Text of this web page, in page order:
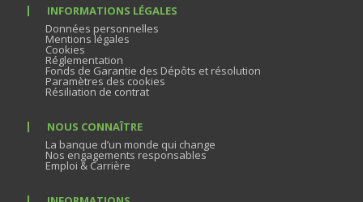
INFORMATIONS LÉGALES
Données personnelles
Mentions légales
Cookies
Réglementation
Fonds de Garantie des Dépôts et résolution
Paramètres des cookies
Résiliation de contrat
NOUS CONNAÎTRE
La banque d’un monde qui change
Nos engagements responsables
Emploi & Carrière